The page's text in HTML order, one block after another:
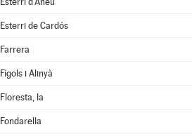
Esterri de Cardós
Farrera
Fígols i Alinyà
Floresta, la
Fondarella